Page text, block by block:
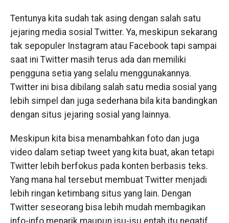
Tentunya kita sudah tak asing dengan salah satu
jejaring media sosial Twitter. Ya, meskipun sekarang
tak sepopuler Instagram atau Facebook tapi sampai
saat ini Twitter masih terus ada dan memiliki
pengguna setia yang selalu menggunakannya.
Twitter ini bisa dibilang salah satu media sosial yang
lebih simpel dan juga sederhana bila kita bandingkan
dengan situs jejaring sosial yang lainnya.
Meskipun kita bisa menambahkan foto dan juga
video dalam setiap tweet yang kita buat, akan tetapi
Twitter lebih berfokus pada konten berbasis teks.
Yang mana hal tersebut membuat Twitter menjadi
lebih ringan ketimbang situs yang lain. Dengan
Twitter seseorang bisa lebih mudah membagikan
info-info menarik maupun isu-isu entah itu negatif